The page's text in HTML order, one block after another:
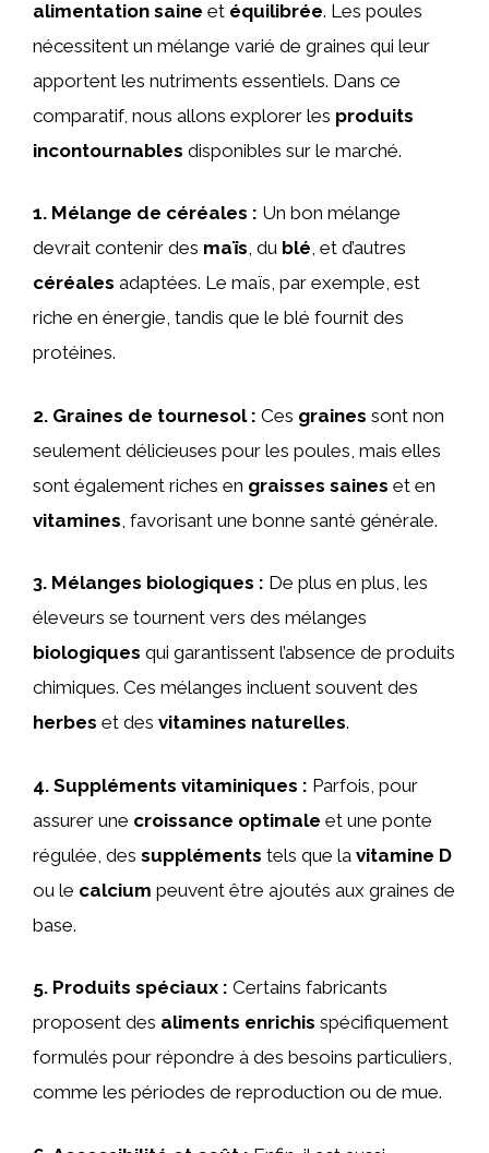
alimentation saine et équilibrée. Les poules
nécessitent un mélange varié de graines qui leur
apportent les nutriments essentiels. Dans ce
comparatif, nous allons explorer les produits
incontournables disponibles sur le marché.
1. Mélange de céréales : Un bon mélange
devrait contenir des maïs, du blé, et d’autres
céréales adaptées. Le maïs, par exemple, est
riche en énergie, tandis que le blé fournit des
protéines.
2. Graines de tournesol: Ces graines sont non
seulement délicieuses pour les poules, mais elles
sont également riches en graisses saines et en
vitamines , favorisant une bonne santé générale.
3. Mélanges biologiques : De plus en plus, les
éleveurs se tournent vers des mélanges
biologiques qui garantissent l’absence de produits
chimiques. Ces mélanges incluent souvent des
herbes et des vitamines naturelles.
4. Suppléments vitaminiques : Parfois, pour
assurer une croissance optimale et une ponte
régulée, des suppléments tels que la vitamine D
ou le calcium peuvent être ajoutés aux graines de
base.
5. Produits spéciaux : Certains fabricants
proposent des aliments enrichis spécifiquement
formulés pour répondre à des besoins particuliers,
comme les périodes de reproduction ou de mue.